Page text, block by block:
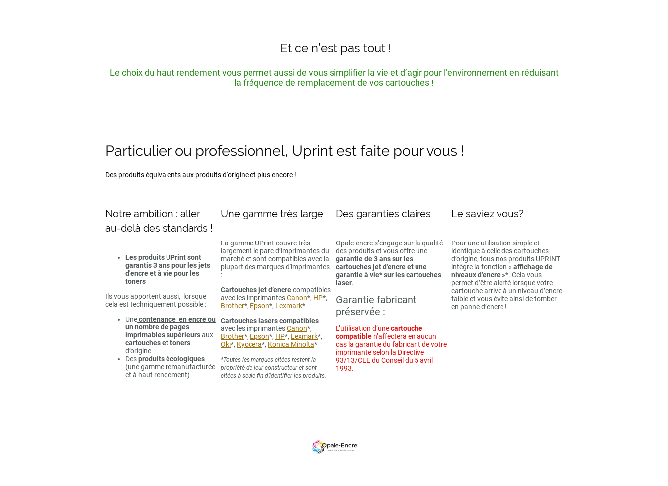
Et ce n’est pas tout !
Le choix du haut rendement vous permet aussi de vous simplifier la vie et d’agir pour l’environnement en réduisant
la fréquence de remplacement de vos cartouches !
Particulier ou professionnel, Uprint est faite pour vous !
Des produits équivalents aux produits d'origine et plus encore !
Notre ambition : aller
au-delà des standards !
Les produits UPrint sont
garantis 3 ans pour les jets
d'encre et à vie pour les
toners
Ils vous apportent aussi, lorsque
cela est techniquement possible :
Unecontenance en encre ou
un nombre de pages
imprimables supérieursaux
cartouches et toners
d’origine
Desproduits écologiques
(une gamme remanufacturée
et à haut rendement)
Une gamme très large
La gamme UPrint couvre très
largement le parc d’imprimantes du
marché et sont compatibles avec la
plupart des marques d'imprimantes
:
Cartouches jet d’encrecompatibles
avec les imprimantesCanon*, HP*,
Brother*, Epson*, Lexmark*
Cartouches lasers compatibles
avec les imprimantesCanon*,
Brother*, Epson*, HP*, Lexmark*,
Oki*, Kyocera*, Konica Minolta*
*Toutes les marques citées restent la
propriété de leur constructeur et sont
citées à seule fin d’identifier les produits.
Des garanties claires
Opale-encre s’engage sur la qualité
des produits et vous offre une
garantie de 3 ans sur les
cartouches jet d'encre et une
garantie à vie* sur les cartouches
laser.
Garantie fabricant
préservée :
L’utilisation d’unecartouche
compatible n’affectera en aucun
cas la garantie du fabricant de votre
imprimante selon la Directive
93/13/CEE du Conseil du 5 avril
1993.
Le saviez vous?
Pour une utilisation simple et
identique à celle des cartouches
d’origine, tous nos produits UPRINT
intègre la fonction « affichage de
niveaux d’encre »*. Cela vous
permet d’être alerté lorsque votre
cartouche arrive à un niveau d’encre
faible et vous évite ainsi de tomber
en panne d’encre !